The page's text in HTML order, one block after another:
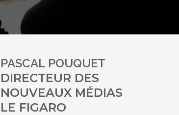
PASCAL POUQUET
DIRECTEUR DES
NOUVEAUX MÉDIAS
LE FIGARO